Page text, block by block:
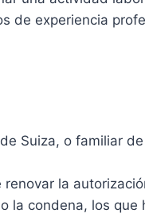
de experiencia
Suiza, o familiar
la
la condena, los